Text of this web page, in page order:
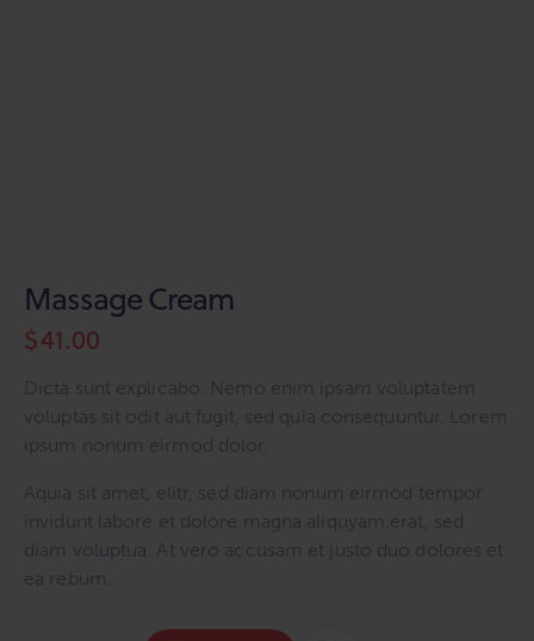
Massage Cream
$41.00
Dicta sunt explicabo. Nemo enim ipsam voluptatem
voluptas sit odit aut fugit, sed quia consequuntur. Lorem
ipsum nonum eirmod dolor.
Aquia sit amet, elitr, sed diam nonum eirmod tempor
invidunt labore et dolore magna aliquyam.erat, sed
diam voluptua. At vero accusam et justo duo dolores et
ea rebum.